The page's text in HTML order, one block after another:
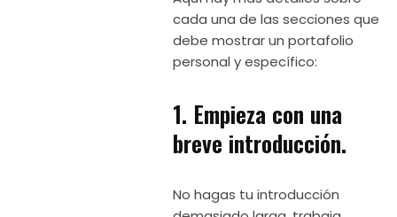
cada una de las secciones que
debe mostrar un portafolio
personal y específico:
1. Empieza con una
breve introducción.
No hagas tu introducción